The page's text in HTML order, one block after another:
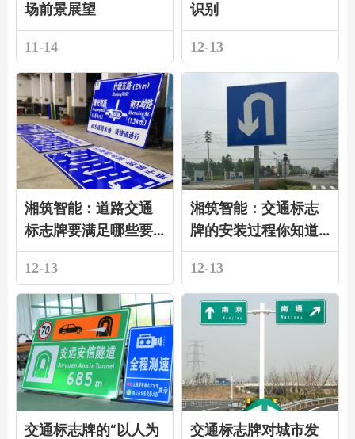
场前景展望
11-14
识别
12-13
湘筑智能：道路交通
标志牌要满足哪些要
求？
12-13
湘筑智能：交通标志
牌的安装过程你知道
吗？
12-13
交通标志牌的“以人为
交通标志牌对城市发